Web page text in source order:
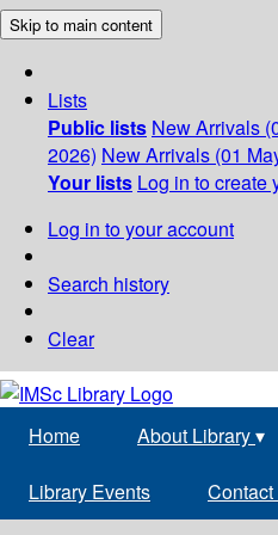
Skip to main content
Lists
Public lists New Arrivals
2026) New Arrivals (01
Your lists Log in to create
Log in to your account
Search history
Clear
Home About Library▾
Library Events Contact